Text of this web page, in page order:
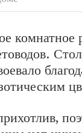
комнатное